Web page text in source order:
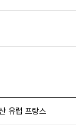
유럽 프랑스